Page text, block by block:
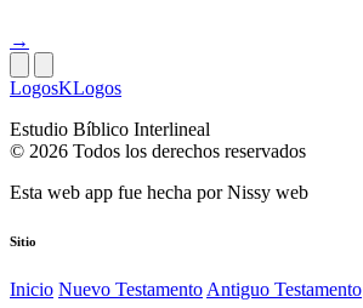
→
LogosKLogos
Estudio Bíblico Interlineal
© 2026 Todos los derechos reservados
Esta web app fue hecha porNissy web
Sitio
Inicio Nuevo Testamento Antiguo Testamento